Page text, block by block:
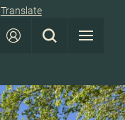
Translate